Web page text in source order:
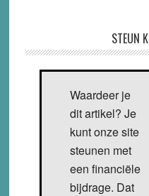
STEUN
Waardeer je
dit artikel? Je
kunt onze site
steunen met
een financiële
bijdrage. Dat